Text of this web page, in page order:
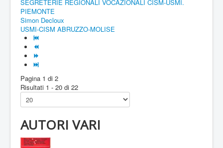
SEGRETERIE REGIONALI VOCAZIONALI CISM-USMI.
PIEMONTE
Simon Decloux
USMI-CISM ABRUZZO-MOLISE
Pagina 1 di 2
Risultati 1 - 20 di 22
AUTORI VARI